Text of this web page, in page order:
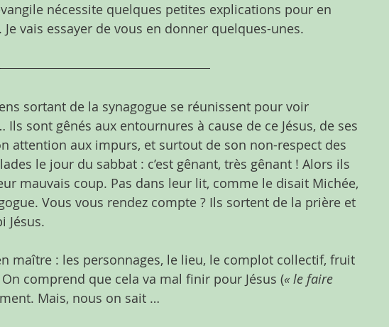
nécessite quelques petites explications pour en
vais essayer de vous en donner quelques-unes.
sortant de la synagogue se réunissent pour voir
sont gênés aux entournures à cause de ce Jésus, de ses
attention aux impurs, et surtout de son non-respect des
le jour du sabbat : c’est gênant, très gênant ! Alors ils
mauvais coup. Pas dans leur lit, comme le disait Michée,
Vous vous rendez compte ? Ils sortent de la prière et
Jésus.
maître : les personnages, le lieu, le complot collectif, fruit
comprend que cela va mal finir pour Jésus (« le faire
Mais, nous on sait …